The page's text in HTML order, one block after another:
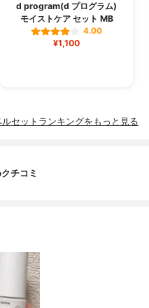
d program(d プログラム)
モイストケア セット MB
4.00
¥1,100
セットランキングをもっと見る
チコミ